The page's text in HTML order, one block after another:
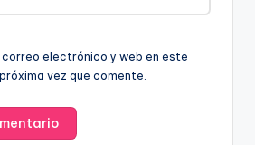
correo electrónico y web en este
vez que comente.